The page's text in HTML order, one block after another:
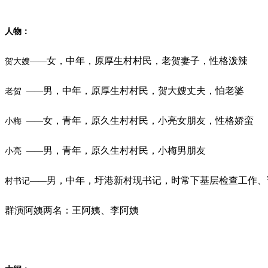
人物：
贺大嫂——女，中年，原厚生村村民，老贺妻子，性格泼辣
老贺 ——男，中年，原厚生村村民，贺大嫂丈夫，怕老婆
小梅 ——女，青年，原久生村村民，小亮女朋友，性格娇蛮
小亮 ——男，青年，原久生村村民，小梅男朋友
村书记——男，中年，圩港新村现书记，时常下基层检查工作
群演阿姨两名：王阿姨、李阿姨